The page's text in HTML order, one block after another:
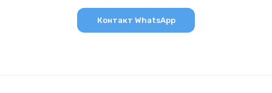
Контакт WhatsApp